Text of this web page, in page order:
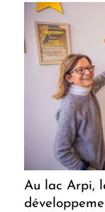
Au lac Arpi,